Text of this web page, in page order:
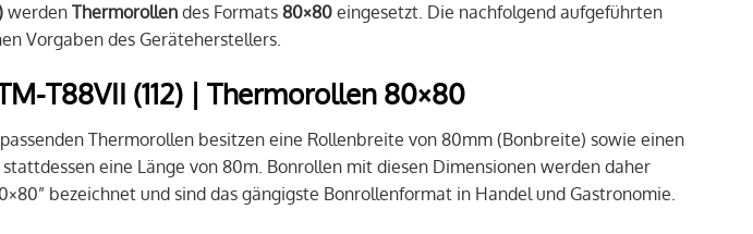
werden Thermorollen des Formats 80×80 eingesetzt. Die nachfolgend aufgeführten
Vorgaben des Geräteherstellers.
T88VII (112) | Thermorollen 80×80
passenden Thermorollen besitzen eine Rollenbreite von 80mm (Bonbreite) sowie einen
eine Länge von 80m. Bonrollen mit diesen Dimensionen werden daher
bezeichnet und sind das gängigste Bonrollenformat in Handel und Gastronomie.